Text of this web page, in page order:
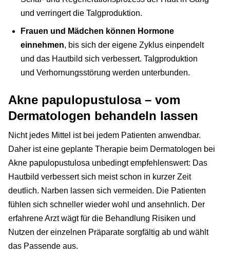
und verringert die Talgproduktion.
Frauen und Mädchen können Hormone
einnehmen, bis sich der eigene Zyklus einpendelt
und das Hautbild sich verbessert. Talgproduktion
und Verhornungsstörung werden unterbunden.
Akne papulopustulosa – vom
Dermatologen behandeln lassen
Nicht jedes Mittel ist bei jedem Patienten anwendbar.
Daher ist eine geplante Therapie beim Dermatologen bei
Akne papulopustulosa unbedingt empfehlenswert: Das
Hautbild verbessert sich meist schon in kurzer Zeit
deutlich. Narben lassen sich vermeiden. Die Patienten
fühlen sich schneller wieder wohl und ansehnlich. Der
erfahrene Arzt wägt für die Behandlung Risiken und
Nutzen der einzelnen Präparate sorgfältig ab und wählt
das Passende aus.